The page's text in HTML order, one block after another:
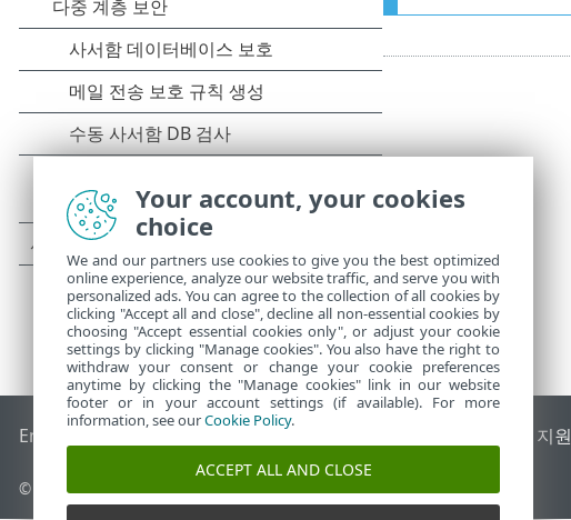
End of Life ESET 지식 베이스 ESET 포럼 국가별 지원
© 1992-2026ESET, spol. s r.o. - All rights reserved.
Your account, your cookies
choice
We and our partners use cookies to give you the best optimized
online experience, analyze our website traffic, and serve you with
personalized ads. You can agree to the collection of all cookies by
clicking "Accept all and close", decline all non-essential cookies by
choosing "Accept essential cookies only", or adjust your cookie
settings by clicking "Manage cookies". You also have the right to
withdraw your consent or change your cookie preferences
anytime by clicking the "Manage cookies" link in our website
footer or in your account settings (if available). For more
information, see ourCookie Policy.
ACCEPT ALL AND CLOSE